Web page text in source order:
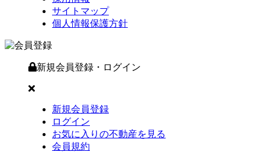
サイトマップ
個人情報保護方針
新規会員登録・ログイン
新規会員登録
ログイン
お気に入りの不動産を見る
会員規約